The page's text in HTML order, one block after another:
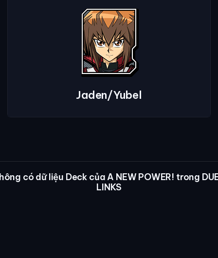
Jaden/Yubel
có dữ liệu Deck của A NEW POWER! trong
LINKS